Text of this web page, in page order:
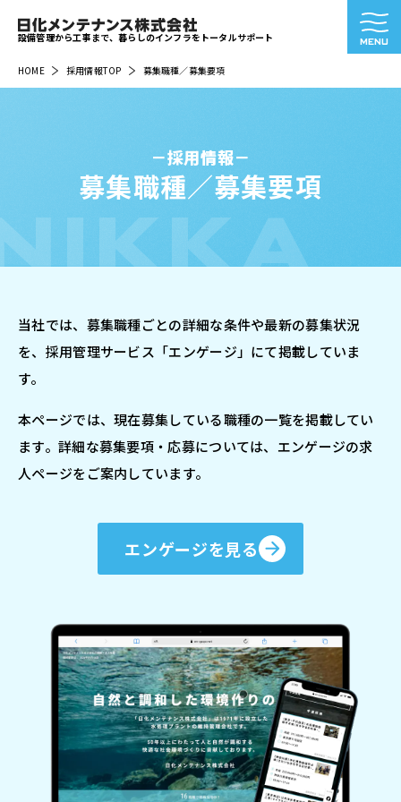
設備管理から工事まで、暮らしのインフラをトータルサポート
HOME 採用情報TOP 募集職種／募集要項
採用情報
募集職種／募集要項
当社では、募集職種ごとの詳細な条件や最新の募集状況
を、採用管理サービス「エンゲージ」にて掲載していま
す。
本ページでは、現在募集している職種の一覧を掲載してい
ます。詳細な募集要項・応募については、エンゲージの求
人ページをご案内しています。
エンゲージを見る